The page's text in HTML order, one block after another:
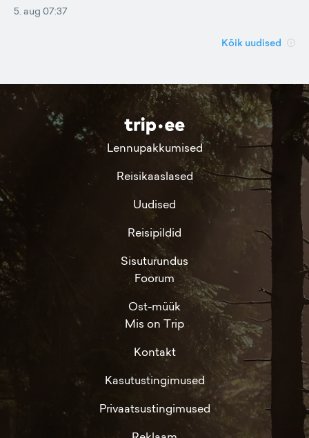
5. aug 07:37
Kõik uudised
Lennupakkumised
Reisikaaslased
Uudised
Reisipildid
Sisuturundus
Foorum
Ost-müük
Mis on Trip
Kontakt
Kasutustingimused
Privaatsustingimused